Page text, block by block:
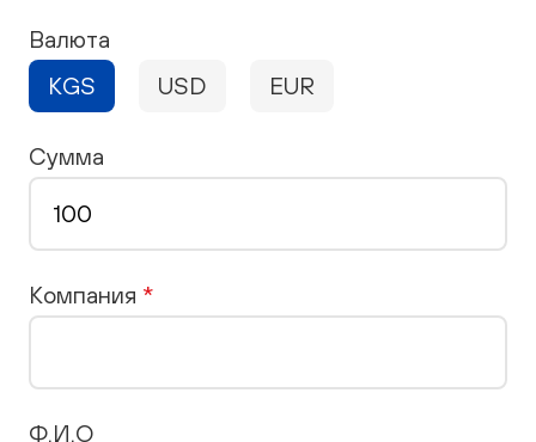
Валюта
KGS
USD EUR
Сумма
Компания *
Ф.И.О